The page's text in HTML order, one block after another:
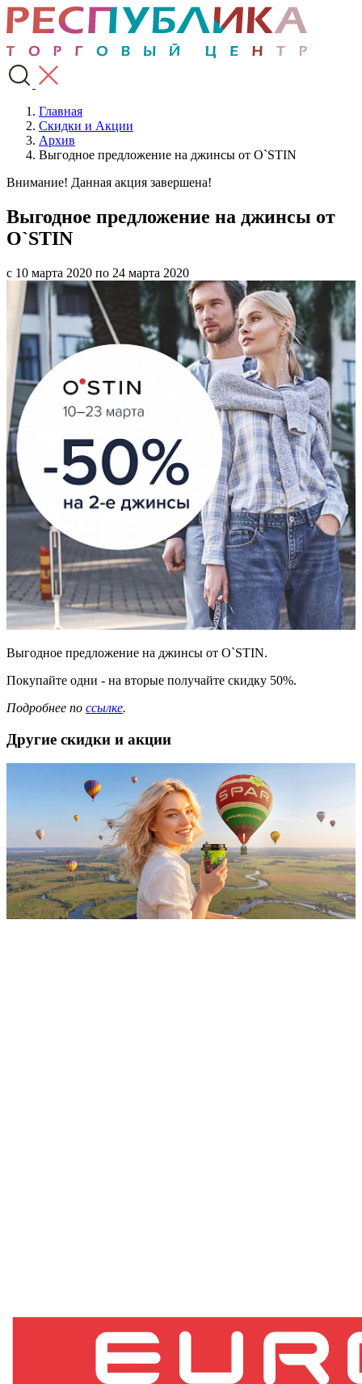
Главная
Скидки и Акции
Архив
Выгодное предложение на джинсы от О`STIN
Внимание! Данная акция завершена!
Выгодное предложение на джинсы от
О`STIN
с 10 марта 2020 по 24 марта 2020
Выгодное предложение на джинсы от О`STIN.
Покупайте одни - на вторые получайте скидку 50%.
Подробнее по ссылке.
Другие скидки и акции